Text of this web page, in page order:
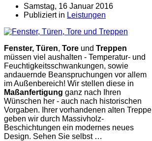
Samstag, 16 Januar 2016
Publiziert in Leistungen
Fenster, Türen, Tore und Treppen
müssen viel aushalten - Temperatur- und
Feuchtigkeitsschwankungen, sowie
andauernde Beanspruchungen vor allem
im Außenbereich! Wir stellen diese in
Maßanfertigung ganz nach Ihren
Wünschen her - auch nach historischen
Vorgaben. Ihrer vorhandenen alten Treppe
geben wir durch Massivholz-
Beschichtungen ein modernes neues
Design. Sehen Sie selbst …